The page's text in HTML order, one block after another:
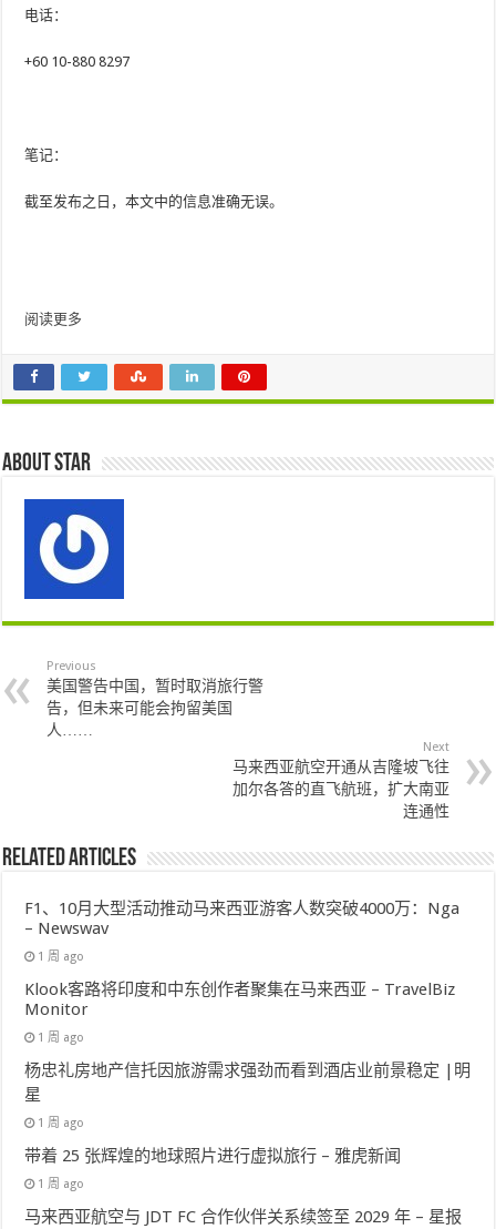
电话：
+60 10-880 8297
笔记：
截至发布之日，本文中的信息准确无误。
阅读更多
About star
Previous
美国警告中国，暂时取消旅行警
告，但未来可能会拘留美国
人……
Next
马来西亚航空开通从吉隆坡飞往
加尔各答的直飞航班，扩大南亚
连通性
Related Articles
F1、10月大型活动推动马来西亚游客人数突破4000万：Nga
– Newswav
1 周 ago
Klook客路将印度和中东创作者聚集在马来西亚 – TravelBiz
Monitor
1 周 ago
杨忠礼房地产信托因旅游需求强劲而看到酒店业前景稳定 |明
星
1 周 ago
带着 25 张辉煌的地球照片进行虚拟旅行 – 雅虎新闻
1 周 ago
马来西亚航空与 JDT FC 合作伙伴关系续签至 2029 年 – 星报